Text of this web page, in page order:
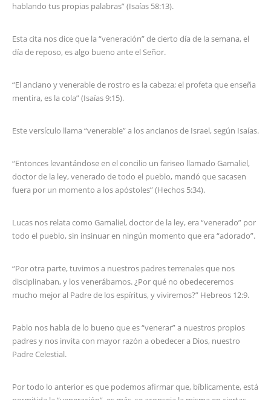
hablando tus propias palabras” (Isaías 58:13).
Esta cita nos dice que la “veneración” de cierto día de la semana, el
día de reposo, es algo bueno ante el Señor.
“El anciano y venerable de rostro es la cabeza; el profeta que enseña
mentira, es la cola” (Isaías 9:15).
Este versículo llama “venerable” a los ancianos de Israel, según Isaías.
“Entonces levantándose en el concilio un fariseo llamado Gamaliel,
doctor de la ley, venerado de todo el pueblo, mandó que sacasen
fuera por un momento a los apóstoles” (Hechos 5:34).
Lucas nos relata como Gamaliel, doctor de la ley, era “venerado” por
todo el pueblo, sin insinuar en ningún momento que era “adorado”.
“Por otra parte, tuvimos a nuestros padres terrenales que nos
disciplinaban, y los venerábamos. ¿Por qué no obedeceremos
mucho mejor al Padre de los espíritus, y viviremos?” Hebreos 12:9.
Pablo nos habla de lo bueno que es “venerar” a nuestros propios
padres y nos invita con mayor razón a obedecer a Dios, nuestro
Padre Celestial.
Por todo lo anterior es que podemos afirmar que, bíblicamente, está